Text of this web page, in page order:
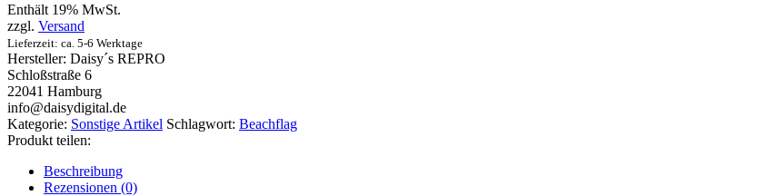
Enthält 19% MwSt.
zzgl. Versand
Lieferzeit: ca. 5-6 Werktage
Hersteller: Daisy´s REPRO
Schloßstraße 6
22041 Hamburg
info@daisydigital.de
Kategorie: Sonstige Artikel Schlagwort: Beachflag
Produkt teilen:
Beschreibung
Rezensionen (0)